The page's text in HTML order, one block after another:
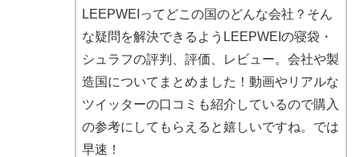
LEEPWEIってどこの国のどんな会社？そん
な疑問を解決できるようLEEPWEIの寝袋・
シュラフの評判、評価、レビュー。会社や製
造国についてまとめました！動画やリアルな
ツイッターの口コミも紹介しているので購入
の参考にしてもらえると嬉しいですね。では
早速！